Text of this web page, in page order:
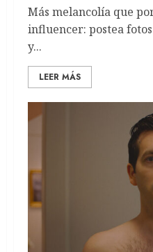
Más melancolía que
influencer: postea
y...
LEER MÁS